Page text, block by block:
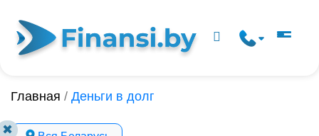
✖
Главная / Деньги в долг